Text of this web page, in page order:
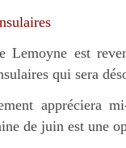
Lemoyne est
qui sera
appréciera
de juin est une